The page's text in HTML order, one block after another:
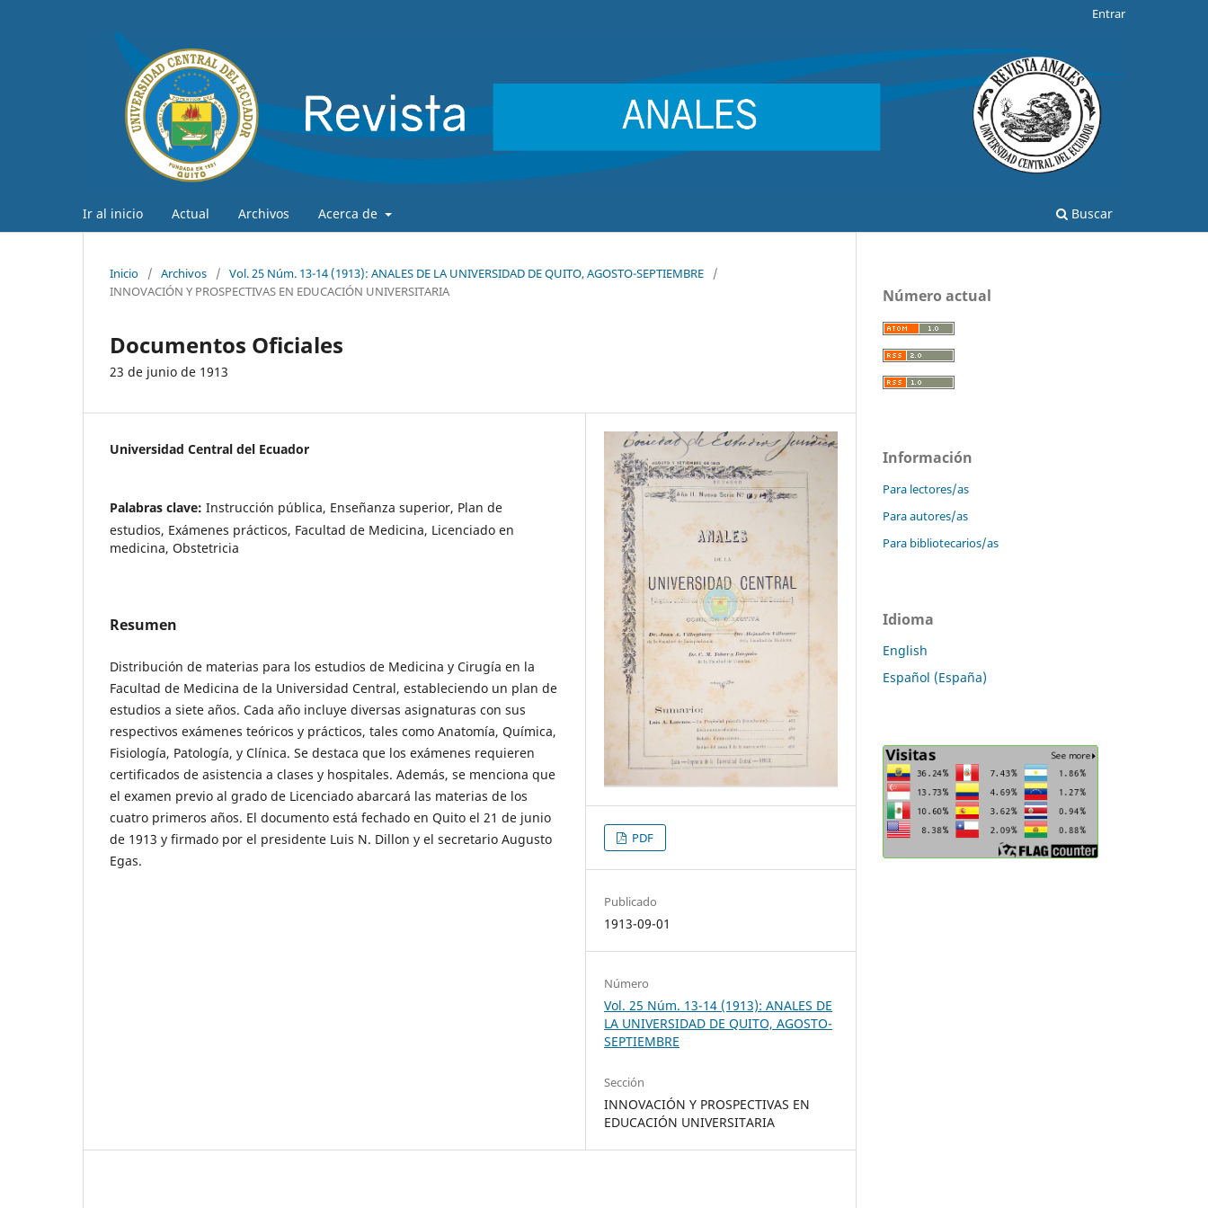
Ir al inicio Actual Archivos Acerca de Buscar
Entrar
Inicio / Archivos / Vol. 25 Núm. 13-14 (1913): ANALES DE LA UNIVERSIDAD DE QUITO, AGOSTO-SEPTIEMBRE
/
INNOVACIÓN Y PROSPECTIVAS EN EDUCACIÓN UNIVERSITARIA
Documentos Oficiales
23 de junio de 1913
Universidad Central del Ecuador
Palabras clave: Instrucción pública, Enseñanza superior, Plan de
estudios, Exámenes prácticos, Facultad de Medicina, Licenciado en
medicina, Obstetricia
Resumen
Distribución de materias para los estudios de Medicina y Cirugía en la
Facultad de Medicina de la Universidad Central, estableciendo un plan de
estudios a siete años. Cada año incluye diversas asignaturas con sus
respectivos exámenes teóricos y prácticos, tales como Anatomía, Química,
Fisiología, Patología, y Clínica. Se destaca que los exámenes requieren
certificados de asistencia a clases y hospitales. Además, se menciona que
el examen previo al grado de Licenciado abarcará las materias de los
cuatro primeros años. El documento está fechado en Quito el 21 de junio
de 1913 y firmado por el presidente Luis N. Dillon y el secretario Augusto
Egas.
PDF
Publicado
1913-09-01
Número
Vol. 25 Núm. 13-14 (1913): ANALES DE
LA UNIVERSIDAD DE QUITO, AGOSTO-
SEPTIEMBRE
Sección
INNOVACIÓN Y PROSPECTIVAS EN
EDUCACIÓN UNIVERSITARIA
Número actual
Información
Para lectores/as
Para autores/as
Para bibliotecarios/as
Idioma
English
Español (España)